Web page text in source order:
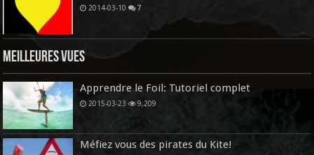
2014-03-10 7
Meilleures vues
Apprendre le Foil: Tutoriel complet
2015-03-23 9,209
Méfiez vous des pirates du Kite!